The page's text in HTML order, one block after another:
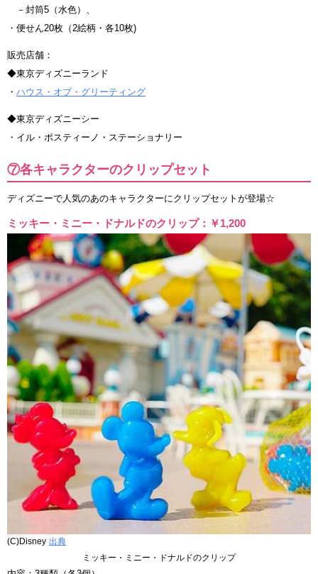
－封筒5（水色）、
・便せん20枚（2絵柄・各10枚)
販売店舗：
◆東京ディズニーランド
・ ハウス・オブ・グリーティング
◆東京ディズニーシー
・イル・ポスティーノ・ステーショナリー
⑦各キャラクターのクリップセット
ディズニーで人気のあのキャラクターにクリップセットが登場☆
ミッキー・ミニー・ドナルドのクリップ：￥1,200
(C)Disney 出典
ミッキー・ミニー・ドナルドのクリップ